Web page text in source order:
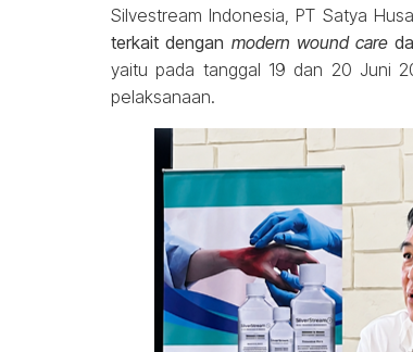
Silvestream Indonesia, PT Satya
terkait dengan modern wound care
yaitu pada tanggal 19 dan 20 Juni
pelaksanaan.